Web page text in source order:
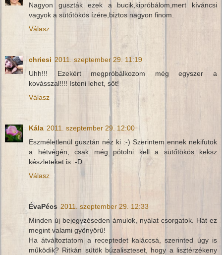
Nagyon guszták ezek a bucik,kipróbálom,mert kíváncsi
vagyok a sütőtökös ízére,biztos nagyon finom.
Válasz
chriesi 2011. szeptember 29. 11:19
Uhh!!! Ezekért megpróbálkozom még egyszer a
kovásszal!!!! Isteni lehet, sőt!
Válasz
Kála 2011. szeptember 29. 12:00
Eszméletlenül gusztán néz ki :-) Szerintem ennek nekifutok
a hétvégén, csak még pótolni kell a sütőtökös keksz
készleteket is :-D
Válasz
ÉvaPécs 2011. szeptember 29. 12:33
Minden új bejegyzéseden ámulok, nyálat csorgatok. Hát ez
megint valami gyönyörű!
Ha átváltoztatom a receptedet kaláccsá, szerinted úgy is
működik? Ritkán sütök búzaliszteset, hogy a lisztérzékeny